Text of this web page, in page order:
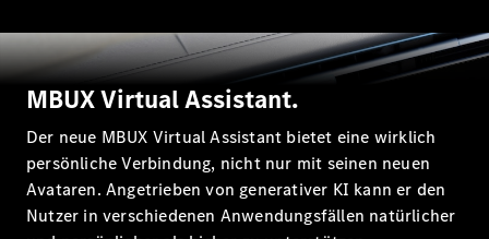
G-Klasse
Geländewagen
Elektrisch
G-Klasse
Geländewagen
Konfigurator
Mercedes-
Benz Store
T-Modell
MBUX Virtual Assistant.
Der neue MBUX Virtual Assistant bietet eine wirklich
persönliche Verbindung, nicht nur mit seinen neuen
Avataren. Angetrieben von generativer KI kann er den
Nutzer in verschiedenen Anwendungsfällen natürlicher